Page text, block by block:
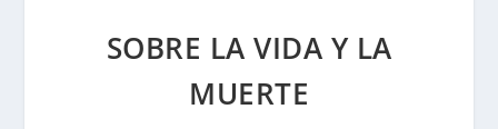
SOBRE LA VIDA Y LA
MUERTE